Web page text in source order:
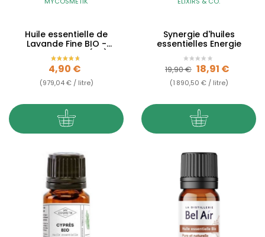
Huile essentielle de
Lavande Fine BIO -
Lavande vraie (AB)
Prix
4,90 €
(979,04 € / litre)
Synergie d'huiles
essentielles Energie
Prix de base
19,90 € Prix
18,91 €
(1 890,50 € / litre)